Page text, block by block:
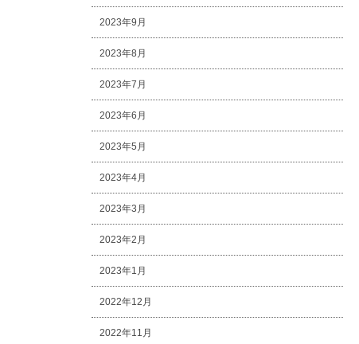
2023年9月
2023年8月
2023年7月
2023年6月
2023年5月
2023年4月
2023年3月
2023年2月
2023年1月
2022年12月
2022年11月